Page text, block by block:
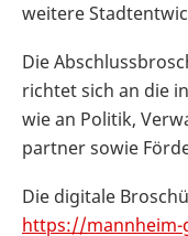
weitere
Die
richtet sich an die
wie an Politik,
partner sowie
Die digitale
https://mannheim-